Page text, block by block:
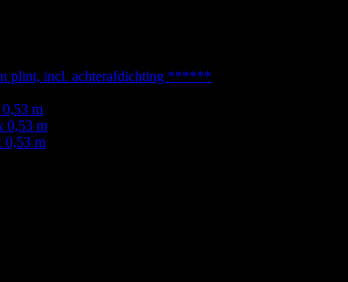
plint, incl. achterafdichting ******
m
0,53 m
0,53 m